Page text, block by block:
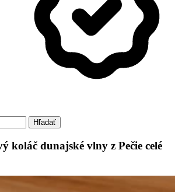
Hľadať
koláč dunajské vlny z Pečie celé